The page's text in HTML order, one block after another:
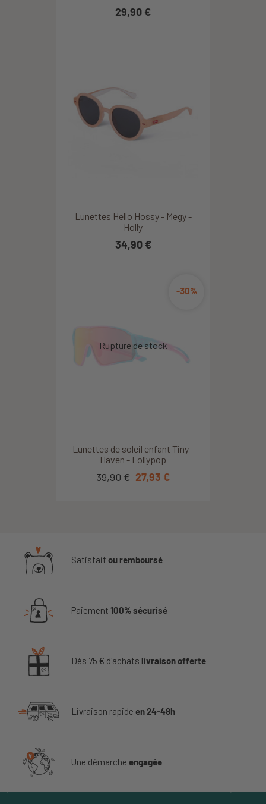
29,90 €
Lunettes Hello Hossy - Megy -
Holly
34,90 €
Lunettes de soleil enfant Tiny -
Haven - Lollypop
-30%
39,90 € 27,93 €
Satisfait ou remboursé
Paiement 100% sécurisé
Dès 75 € d'achats livraison offerte
Livraison rapide en 24-48h
Une démarche engagée